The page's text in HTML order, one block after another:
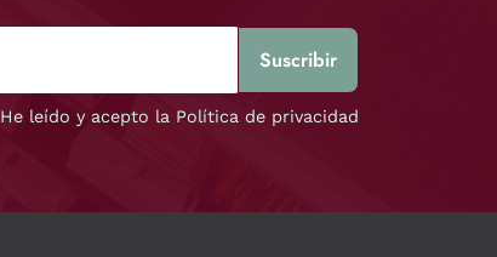
He leído y acepto la Política de privacidad